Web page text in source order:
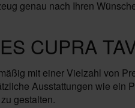
genau nach Ihren
CUPRA
mit einer Vielzahl von
Ausstattungen wie ein
gestalten.